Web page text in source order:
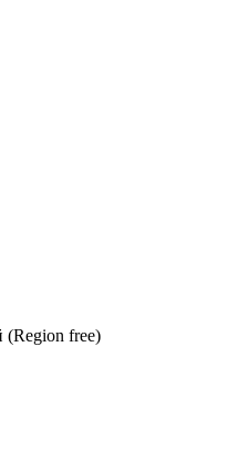
(Region free)